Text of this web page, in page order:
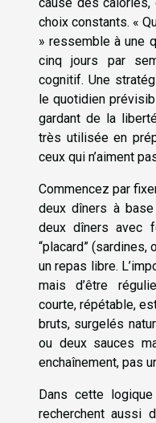
choix constants. «
» ressemble à une
cinq jours par
cognitif. Une
le quotidien
gardant de la
très utilisée en
ceux qui n’aiment
Commencez par
deux dîners à
deux dîners avec
“placard”
un repas libre.
mais d’être
courte, répétable,
bruts, surgelés
ou deux sauces
enchaînement, pas
Dans cette
recherchent aussi